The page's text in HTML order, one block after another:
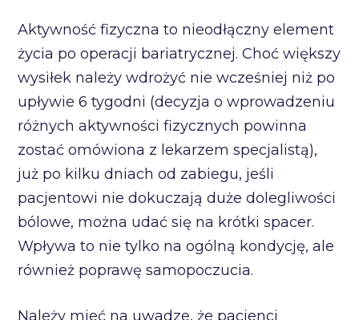
Aktywność fizyczna to nieodłączny element
życia po operacji bariatrycznej. Choć większy
wysiłek należy wdrożyć nie wcześniej niż po
upływie 6 tygodni (decyzja o wprowadzeniu
różnych aktywności fizycznych powinna
zostać omówiona z lekarzem specjalistą),
już po kilku dniach od zabiegu, jeśli
pacjentowi nie dokuczają duże dolegliwości
bólowe, można udać się na krótki spacer.
Wpływa to nie tylko na ogólną kondycję, ale
również poprawę samopoczucia.
Należy mieć na uwadze, że pacjenci